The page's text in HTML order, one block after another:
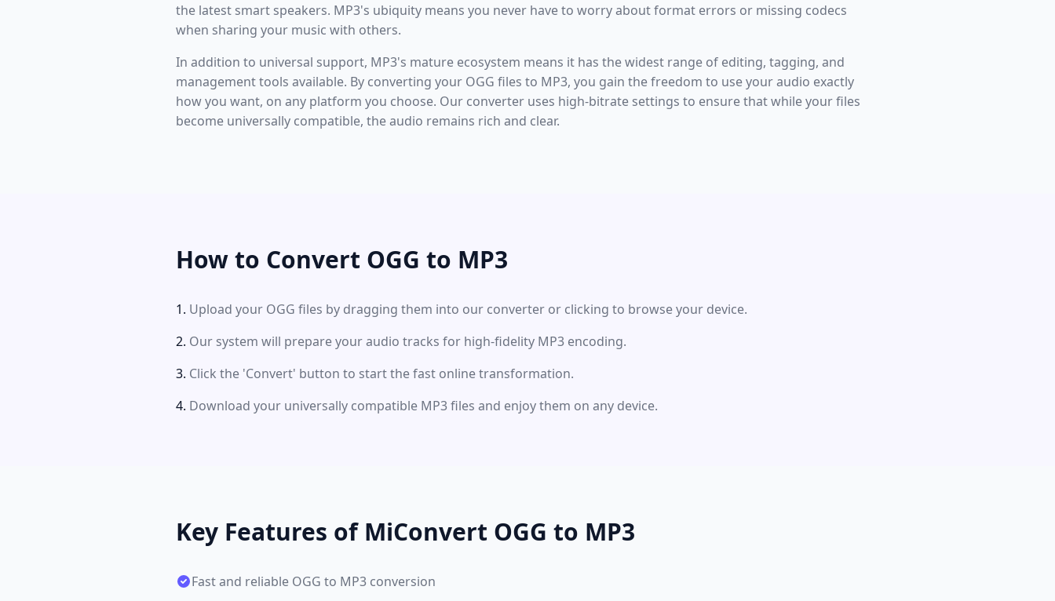
the latest smart speakers. MP3's ubiquity means you never have to worry about format errors or missing codecs
when sharing your music with others.
In addition to universal support, MP3's mature ecosystem means it has the widest range of editing, tagging, and
management tools available. By converting your OGG files to MP3, you gain the freedom to use your audio exactly
how you want, on any platform you choose. Our converter uses high-bitrate settings to ensure that while your files
become universally compatible, the audio remains rich and clear.
How to Convert OGG to MP3
Upload your OGG files by dragging them into our converter or clicking to browse your device.
Our system will prepare your audio tracks for high-fidelity MP3 encoding.
Click the 'Convert' button to start the fast online transformation.
Download your universally compatible MP3 files and enjoy them on any device.
Key Features of MiConvert OGG to MP3
Fast and reliable OGG to MP3 conversion